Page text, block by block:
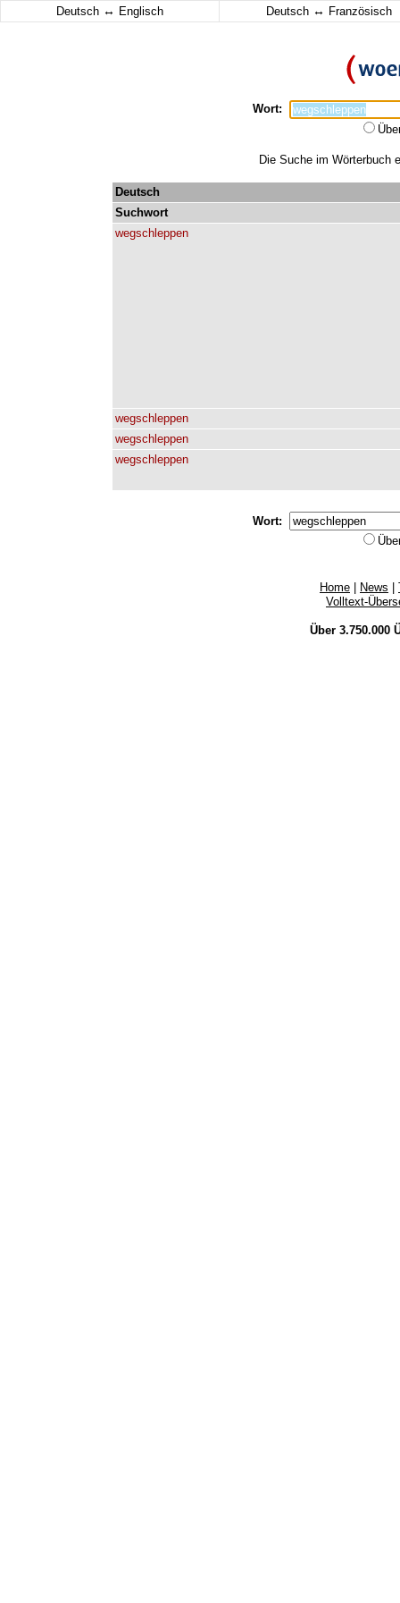
Deutsch ↔ Englisch Deutsch ↔ Französisch
Wort:
Die Suche im Wörterbuch
Deutsch
Suchwort
wegschleppen
wegschleppen
wegschleppen
wegschleppen
Wort:
Home News
Volltext-
Über 3.750.000